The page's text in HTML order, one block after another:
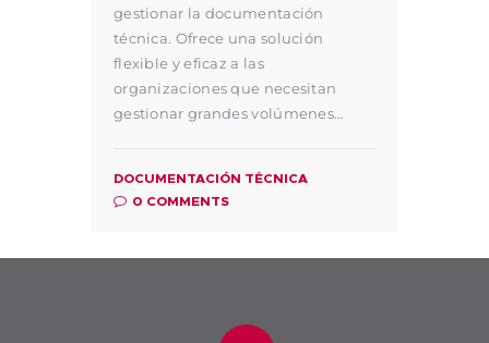
gestionar la documentación
técnica. Ofrece una solución
flexible y eficaz a las
organizaciones que necesitan
gestionar grandes volúmenes…
DOCUMENTACIÓN TÉCNICA
0 COMMENTS